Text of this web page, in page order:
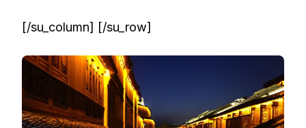
[/su_column] [/su_row]